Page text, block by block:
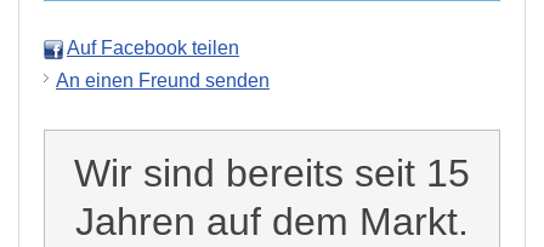
Auf Facebook teilen
An einen Freund senden
Wir sind bereits seit 15
Jahren auf dem Markt.